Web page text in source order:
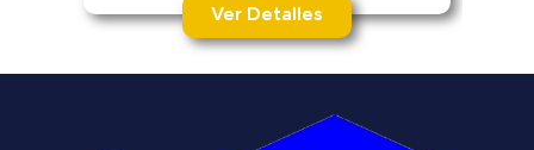
Ver Detalles